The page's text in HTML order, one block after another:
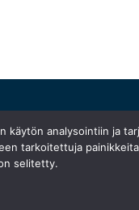
analysointiin ja
tarkoitettuja
selitetty.